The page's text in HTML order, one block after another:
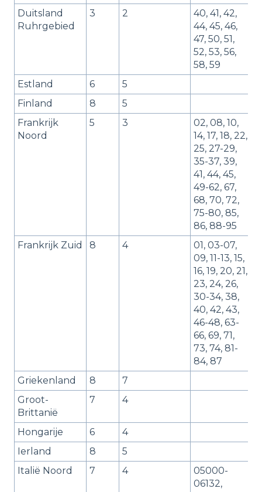
Duitsland
Ruhrgebied
3 2
40, 41, 42,
44, 45, 46,
47, 50, 51,
52, 53, 56,
58, 59
Estland
6
5
Finland
8
5
Frankrijk
Noord
5 3
02, 08, 10,
14, 17, 18, 22,
25, 27-29,
35-37, 39,
41, 44, 45,
49-62, 67,
68, 70, 72,
75-80, 85,
86, 88-95
Frankrijk Zuid
8 4
01, 03-07,
09, 11-13, 15,
16, 19, 20, 21,
23, 24, 26,
30-34, 38,
40, 42, 43,
46-48, 63-
66, 69, 71,
73, 74, 81-
84, 87
Griekenland
8
7
Groot-
Brittanië
7 4
Hongarije 6
4
Ierland
8
5
Italië Noord
7 4
05000-
06132,